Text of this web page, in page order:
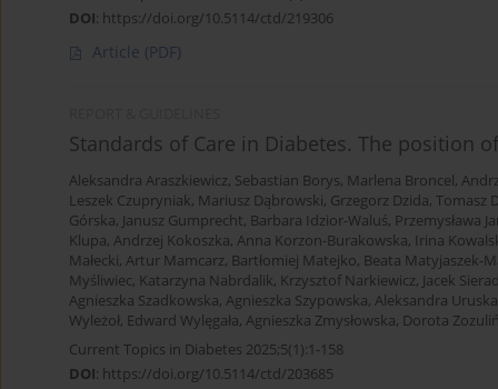
DOI: https://doi.org/10.5114/ctd/219306
Article (PDF)
Standards of Care in Diabetes. The position
Aleksandra Araszkiewicz, Sebastian Borys, Marlena Broncel,
Leszek Czupryniak, Mariusz Dąbrowski, Grzegorz Dzida, Tomasz
Górska, Janusz Gumprecht, Barbara Idzior-Waluś, Przemysława
Klupa, Andrzej Kokoszka, Anna Korzon-Burakowska, Irina
Małecki, Artur Mamcarz, Bartłomiej Matejko, Beata Matyjaszek-
Myśliwiec, Katarzyna Nabrdalik, Krzysztof Narkiewicz, Jacek
Agnieszka Szadkowska, Agnieszka Szypowska, Aleksandra Uruska
Wyleżoł, Edward Wylęgała, Agnieszka Zmysłowska, Dorota
Current Topics in Diabetes 2025;5(1):1-158
DOI: https://doi.org/10.5114/ctd/203685